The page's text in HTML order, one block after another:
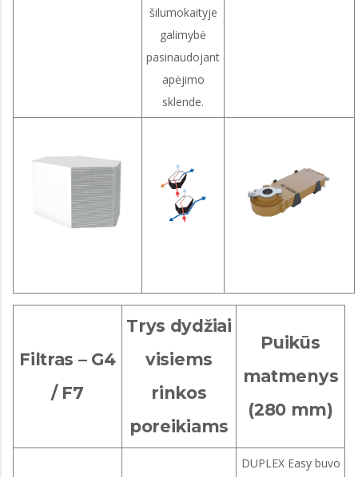
šilumokaityje
galimybė
pasinaudojant
apėjimo
sklende.
Filtras – G4
/ F7
Trys dydžiai
visiems
rinkos
poreikiams
Puikūs
matmenys
(280 mm)
DUPLEX Easy buvo